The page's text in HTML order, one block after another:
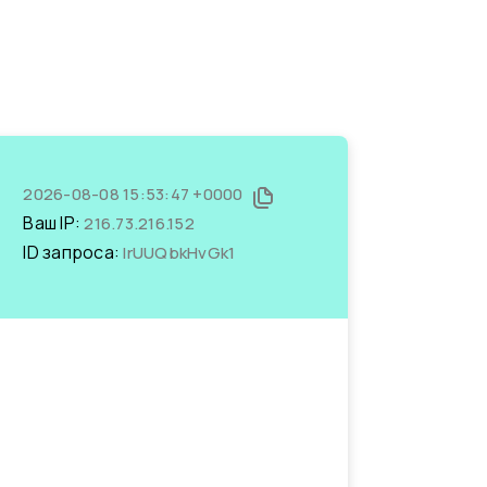
2026-08-08 15:53:47 +0000
Ваш IP:216.73.216.152
ID запроса:lrUUQbkHvGk1